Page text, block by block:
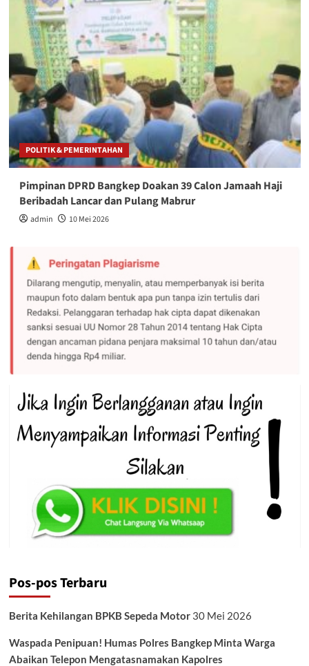
POLITIK & PEMERINTAHAN
Pimpinan DPRD Bangkep Doakan 39 Calon Jamaah Haji
Beribadah Lancar dan Pulang Mabrur
admin 10 Mei 2026
Pos-pos Terbaru
Berita Kehilangan BPKB Sepeda Motor 30 Mei 2026
Waspada Penipuan! Humas Polres Bangkep Minta Warga
Abaikan Telepon Mengatasnamakan Kapolres